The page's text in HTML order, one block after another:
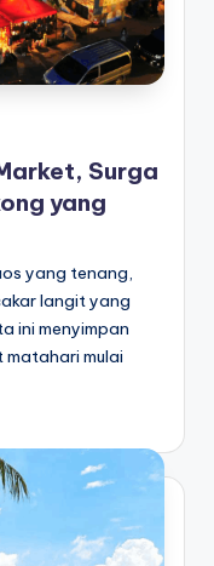
Surga
yang
yang tenang,
langit yang
ini menyimpan
mulai